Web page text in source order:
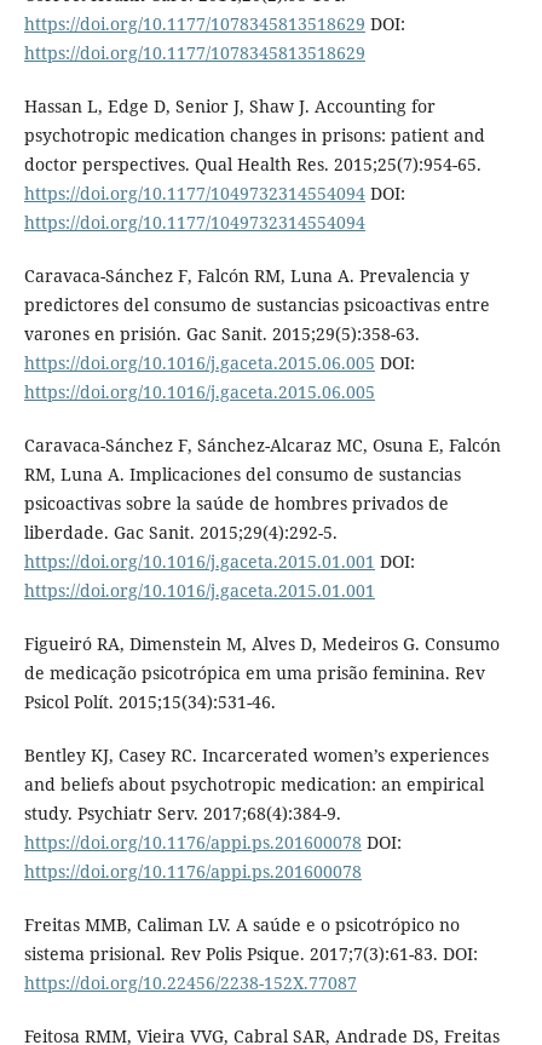
https://doi.org/10.1177/1078345813518629 DOI:
https://doi.org/10.1177/1078345813518629
Hassan L, Edge D, Senior J, Shaw J. Accounting for
psychotropic medication changes in prisons: patient and
doctor perspectives. Qual Health Res. 2015;25(7):954-65.
https://doi.org/10.1177/1049732314554094DOI:
https://doi.org/10.1177/1049732314554094
Caravaca-Sánchez F, Falcón RM, Luna A. Prevalencia y
predictores del consumo de sustancias psicoactivas entre
varones en prisión. Gac Sanit. 2015;29(5):358-63.
https://doi.org/10.1016/j.gaceta.2015.06.005 DOI:
https://doi.org/10.1016/j.gaceta.2015.06.005
Caravaca-Sánchez F, Sánchez-Alcaraz MC, Osuna E, Falcón
RM, Luna A. Implicaciones del consumo de sustancias
psicoactivas sobre la saúde de hombres privados de
liberdade. Gac Sanit. 2015;29(4):292-5.
https://doi.org/10.1016/j.gaceta.2015.01.001 DOI:
https://doi.org/10.1016/j.gaceta.2015.01.001
Figueiró RA, Dimenstein M, Alves D, Medeiros G. Consumo
de medicação psicotrópica em uma prisão feminina. Rev
Psicol Polít. 2015;15(34):531-46.
Bentley KJ, Casey RC. Incarcerated women’s experiences
and beliefs about psychotropic medication: an empirical
study. Psychiatr Serv. 2017;68(4):384-9.
https://doi.org/10.1176/appi.ps.201600078 DOI:
https://doi.org/10.1176/appi.ps.201600078
Freitas MMB, Caliman LV. A saúde e o psicotrópico no
sistema prisional. Rev Polis Psique. 2017;7(3):61-83. DOI:
https://doi.org/10.22456/2238-152X.77087
Feitosa RMM, Vieira VVG, Cabral SAR, Andrade DS, Freitas